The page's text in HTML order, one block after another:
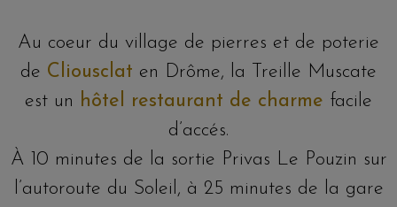
Au coeur du village de pierres et de poterie
de Cliousclat en Drôme, la Treille Muscate
est un hôtel restaurant de charme facile
d’accés.
À 10 minutes de la sortie Privas Le Pouzin sur
l’autoroute du Soleil, à 25 minutes de la gare